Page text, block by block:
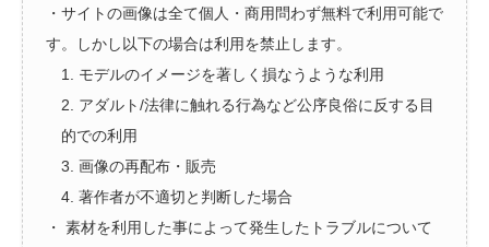
・サイトの画像は全て個人・商用問わず無料で利用可能で
す。しかし以下の場合は利用を禁止します。
1. モデルのイメージを著しく損なうような利用
2. アダルト/法律に触れる行為など公序良俗に反する目
的での利用
3. 画像の再配布・販売
4. 著作者が不適切と判断した場合
・ 素材を利用した事によって発生したトラブルについて